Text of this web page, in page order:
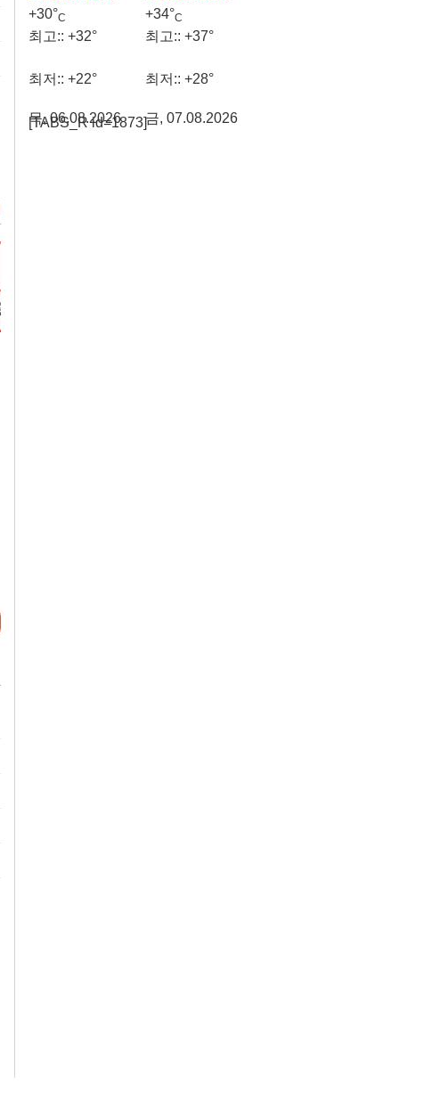
금, 07.08.2026 금, 07.08.2026
+30°C
최고:: +32°
최저:: +22°
목, 06.08.2026
+34°C
최고::+37°
최저::+28°
금, 07.08.2026
[TABS_R id=1873]